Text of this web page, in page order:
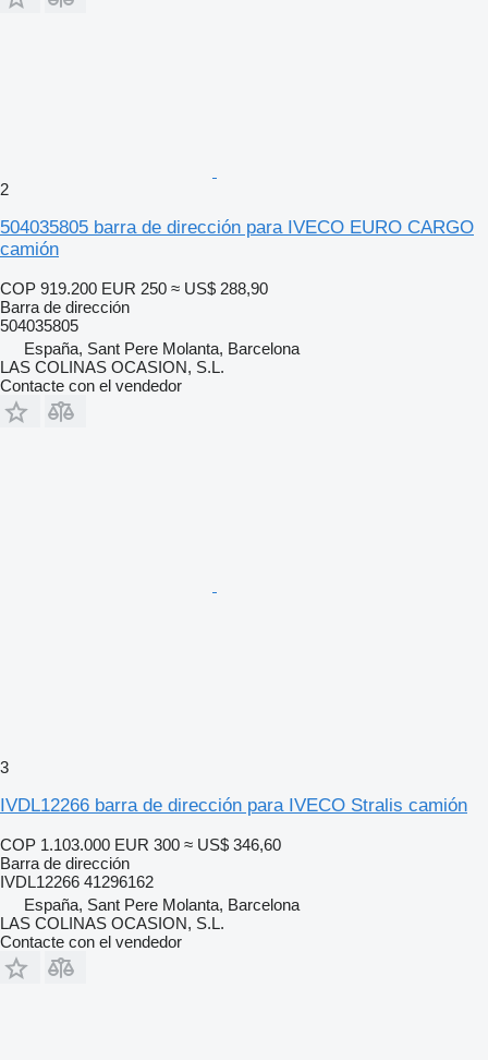
2
504035805 barra de dirección para IVECO EURO CARGO
camión
COP 919.200 EUR 250 ≈ US$ 288,90
Barra de dirección
504035805
España, Sant Pere Molanta, Barcelona
LAS COLINAS OCASION, S.L.
Contacte con el vendedor
3
IVDL12266 barra de dirección para IVECO Stralis camión
COP 1.103.000 EUR 300 ≈ US$ 346,60
Barra de dirección
IVDL12266 41296162
España, Sant Pere Molanta, Barcelona
LAS COLINAS OCASION, S.L.
Contacte con el vendedor